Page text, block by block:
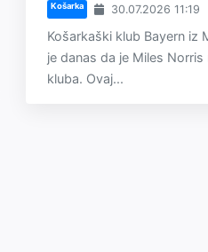
Košarka 30.07.2026 11:19
Košarkaški klub Bayern iz
je danas da je Miles
kluba. Ovaj...